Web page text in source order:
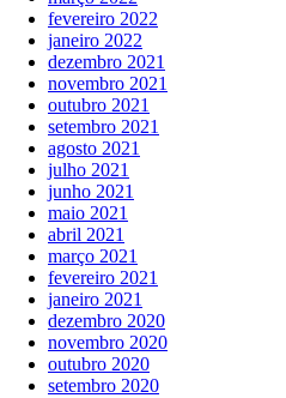
fevereiro 2022
janeiro 2022
dezembro 2021
novembro 2021
outubro 2021
setembro 2021
agosto 2021
julho 2021
junho 2021
maio 2021
abril 2021
março 2021
fevereiro 2021
janeiro 2021
dezembro 2020
novembro 2020
outubro 2020
setembro 2020